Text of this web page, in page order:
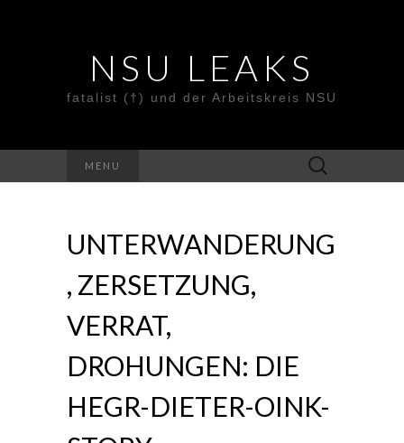
NSU LEAKS
fatalist (†) und der Arbeitskreis NSU
MENU
Suche
nach:
UNTERWANDERUNG
, ZERSETZUNG,
VERRAT,
DROHUNGEN: DIE
HEGR-DIETER-OINK-